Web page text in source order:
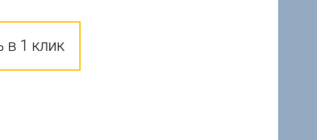
в 1 клик